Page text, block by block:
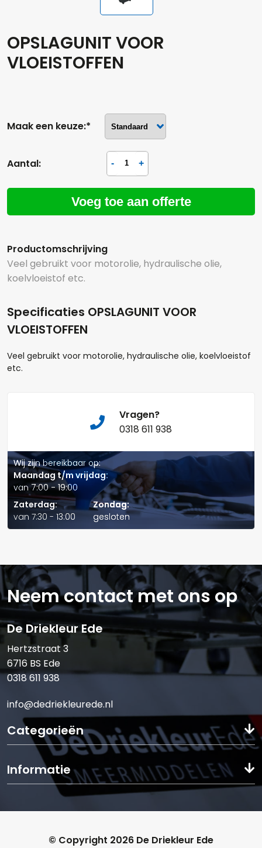
OPSLAGUNIT VOOR
VLOEISTOFFEN
Maak een keuze:*
Aantal:
Voeg toe aan offerte
Productomschrijving
Veel gebruikt voor motorolie, hydraulische olie,
koelvloeistof etc.
Specificaties OPSLAGUNIT VOOR
VLOEISTOFFEN
Veel gebruikt voor motorolie, hydraulische olie, koelvloeistof
etc.
Vragen?
0318 611 938
Wij zijn bereikbaar op:
Maandag t/m vrijdag:
van 7:00 - 19:00
Zaterdag:
van 7:30 - 13:00
Zondag:
gesloten
Aantal
Naam*
E-mail:*
Verstuur offerte
Neem contact met ons op
De Driekleur Ede
Hertzstraat 3
6716 BS Ede
0318 611 938
info@dedriekleurede.nl
Categorieën
Informatie
© Copyright 2026 De Driekleur Ede